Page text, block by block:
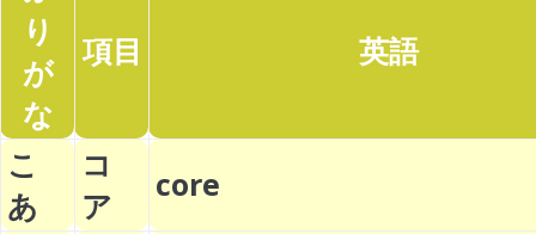
り
が
な
項目 英語
こ
あ
コ
ア
core